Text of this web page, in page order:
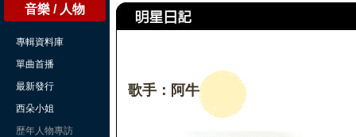
音樂 / 人物
專輯資料庫
單曲首播
最新發行
西朵小姐
歷年人物專訪
歌手：阿牛